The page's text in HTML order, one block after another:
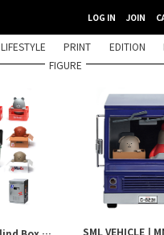
LOG IN JOIN
LIFESTYLE PRINT EDITION
FIGURE
SML VEHICLEㅣ